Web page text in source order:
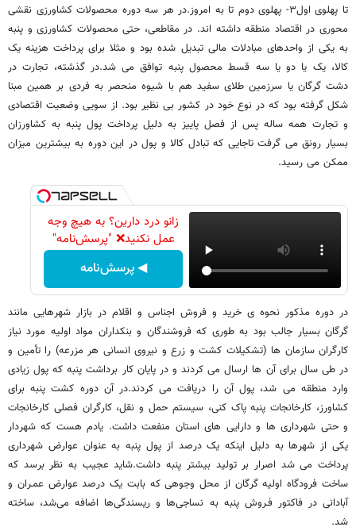
تا پهلوی اول۳- پهلوی دوم تا به امروز.در هر سه دوره محصولات کشاورزی نقشی
محوری در اقتصاد منطقه داشته اند. در مقاطعی، حتی محصولات کشاورزی و پنبه
به یکی از واحدهای مبادلات مالی تبدیل شده بود و مثلا برای پرداخت هزینه یک
کالا، یک یا دو یا سه قسط محصول پنبه توافق می شد.در گذشته، تجارت در
دشت گرگان یا سرزمین طلای سفید هم با شیوه منحصر به فردی بر همین مبنا
شکل گرفته بود که در نوع خود در کشور بی نظیر بود. از سویی وضعیت اقتصادی
و تجارت همه ساله پس از فصل پاییز به دلیل پرداخت پول پنبه به کشاورزان
بسیار رونق می گرفت تاجایی که تبادل کالا و پول در این دوره به بیشترین میزان
ممکن می رسید.
زانو درد دارین؟ به هیچ وجه
عمل نکنید❌ "پرسش‌نامه"
◀ پرسش‌نامه
در دوره مذکور نحوه ی خرید و فروش اجناس و اقلام در بازار شهرهایی مانند
گرگان بسیار جالب بود به طوری که فروشندگان و بنکداران مواد اولیه مورد نیاز
کارگران سازمان ها (تشکیلات کشت و زرع و نیروی انسانی هر مزرعه) را تأمین و
در طی سال برای آن ها ارسال می کردند و در پایان کار برداشت پنبه که پول زیادی
وارد منطقه می شد، پول آن را دریافت می کردند.در آن دوره کشت پنبه برای
کشاورز، کارخانجات پنبه پاک کنی، سیستم حمل و نقل، کارگران فصلی کارخانجات
و حتی شهرداری ها و دارایی های استان منفعت داشت. یادم هست که شهردار
یکی از شهرها به دلیل اینکه یک درصد از پول پنبه به عنوان عوارض شهرداری
پرداخت می شد اصرار بر تولید بیشتر پنبه داشت.شاید عجیب به نظر برسد که
ساخت فرودگاه اولیه گرگان از محل وجوهی که بابت یک درصد عوارض عمـران و
آبادانی در فاکتور فـروش پنبه به نساجی‌ها و ریسندگی‌ها اضافه می‌شد، ساخته
شد.